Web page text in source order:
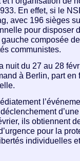
En effet, si le
avec 196 sièges
pour disposer
composée
communistes.
nuit du 27 au 28
à Berlin, part en
ils obtiennent
pour la
individuelles